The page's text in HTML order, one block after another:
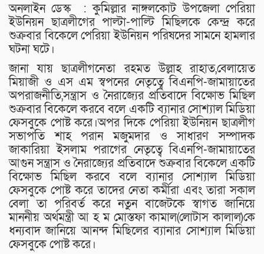
অনলাইন ডেস্ক : কুমিল্লার নাঙ্গলকোট উপজেলা পেরিয়া
ইউনিয়ন ছাত্রলীগের পাল্টা-পাল্টি মিছিলকে কেন্দ্র করে
শুক্রবার বিকেলে পেরিয়া ইউনিয়ন পরিষদের সামনে হামলার
ঘটনা ঘটে।
জানা যায় ছাত্রলীগনেতা রহমত উল্লাহ রাহাত,বেলায়েত
মিয়াজী ও এস এম স্বপনের নেতৃত্বে বিএনপি-জামায়াতের
অপরাজনীতি,সন্ত্রাস ও নৈরাজ্যের প্রতিবাদে বিক্ষোভ মিছিল
শুক্রবার বিকেলে করবে বলে একটি ব্যানার সোশ্যাল মিডিয়া
ফেসবুকে পোষ্ট করে।অপর দিকে পেরিয়া ইউনিয়ন ছাত্রলীগ
সভাপতি শাহ পরান মজুমদার ও সাধারণ সম্পাদক
জাকারিয়া ইসলাম পরাগের নেতৃত্বে বিএনপি-জামায়াতের
আগুন সন্ত্রাস ও নৈরাজ্যের প্রতিবাদে শুক্রবার বিকেলে একটি
বিক্ষোভ মিছিল করবে বলে ব্যানার সোশ্যাল মিডিয়া
ফেসবুকে পোষ্ট করে তাদের নেতা কর্মীরা এবং তারা সকাল
বেলা তা পরিবর্ত করে নতুন বাজেটকে স্বাগত জানিয়ে
মাননীয় অর্থমন্ত্রী আ হ ম মোস্তফা কামাল(লোটাস কালাল)কে
ধন্যবাদ জানিয়ে আনন্দ মিছিলের ব্যানার সোশ্যাল মিডিয়া
ফেসবুকে পোষ্ট করে।